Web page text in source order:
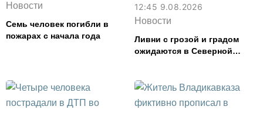
Новости
Семь человек погибли в
пожарах с начала года
12:45 9.08.2026
Новости
Ливни с грозой и градом
ожидаются в Северной